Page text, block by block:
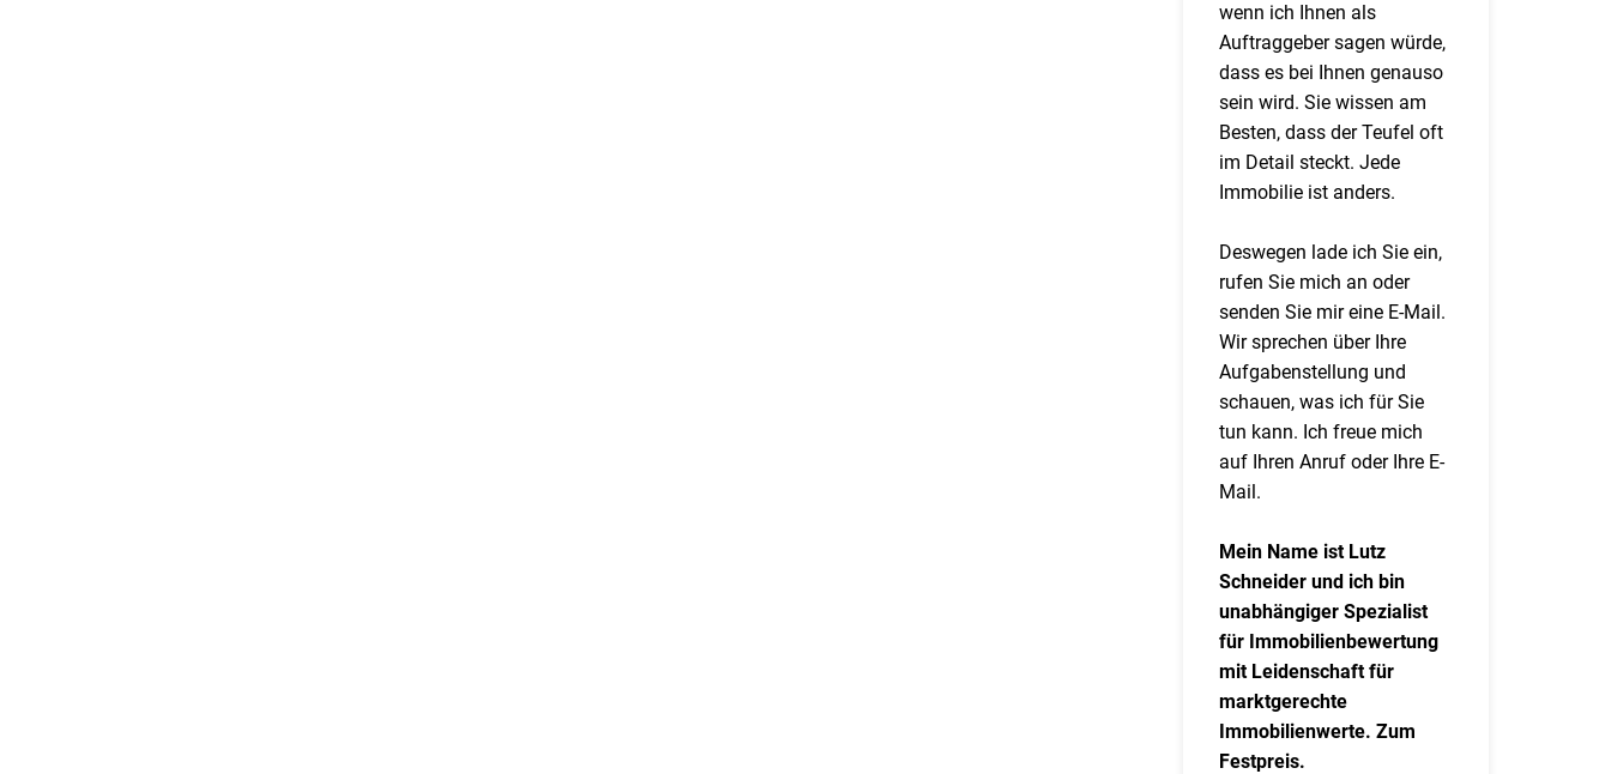
wenn ich Ihnen als
Auftraggeber sagen würde,
dass es bei Ihnen genauso
sein wird. Sie wissen am
Besten, dass der Teufel oft
im Detail steckt. Jede
Immobilie ist anders.
Deswegen lade ich Sie ein,
rufen Sie mich an oder
senden Sie mir eine E-Mail.
Wir sprechen über Ihre
Aufgabenstellung und
schauen, was ich für Sie
tun kann. Ich freue mich
auf Ihren Anruf oder Ihre E-
Mail.
Mein Name ist Lutz
Schneider und ich bin
unabhängiger Spezialist
für Immobilienbewertung
mit Leidenschaft für
marktgerechte
Immobilienwerte. Zum
Festpreis.